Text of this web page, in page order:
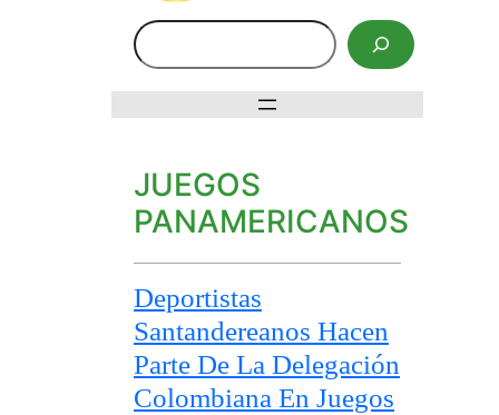
Buscar
JUEGOS
PANAMERICANOS
Deportistas
Santandereanos Hacen
Parte De La Delegación
Colombiana En Juegos